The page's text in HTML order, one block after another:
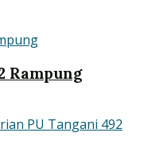
Rampung